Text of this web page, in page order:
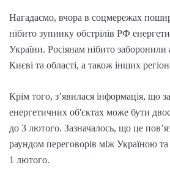
Нагадаємо, вчора в соцмережах
нібито зупинку обстрілів РФ
України. Росіянам нібито заборонили
Києві та області, а також інших
Крім того, зʼявилася інформація, що
енергетичних об'єктах може бути
до 3 лютого. Зазначалось, що це
раундом переговорів між Україною
1 лютого.